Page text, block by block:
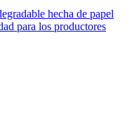
hecha de papel
para los productores